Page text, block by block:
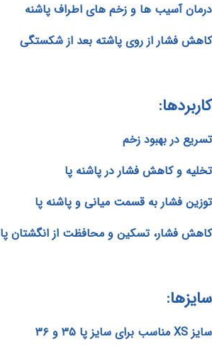
درمان آسیب ها و زخم های اطراف پاشنه
کاهش فشار از روی پاشته بعد از شکستگی
کاربردها:
تسریع در بهبود زخم
تخلیه و کاهش فشار در پاشنه پا
توزین فشار به قسمت میانی و پاشنه پا
کاهش فشار، تسکین و محافظت از انگشتان پا
سایزها:
سایز XS مناسب برای سایز پا ۳۵ و ۳۶